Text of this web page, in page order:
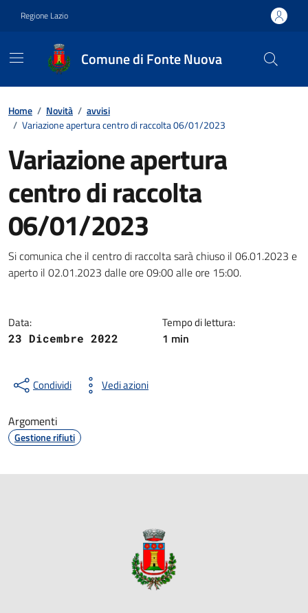
Regione Lazio
Comune di Fonte Nuova
Contenuti in evidenza
Home / Novità / avvisi
/ Variazione apertura centro di raccolta 06/01/2023
Variazione apertura
centro di raccolta
06/01/2023
Dettagli della notizia
Si comunica che il centro di raccolta sarà chiuso il 06.01.2023 e
aperto il 02.01.2023 dalle ore 09:00 alle ore 15:00.
Data:
23 Dicembre 2022
Tempo di lettura:
1 min
Condividi Vedi azioni
Argomenti
Gestione rifiuti